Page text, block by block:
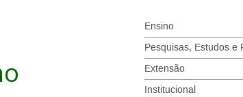
Ensino
Pesquisas, Estudos e
Extensão
Institucional